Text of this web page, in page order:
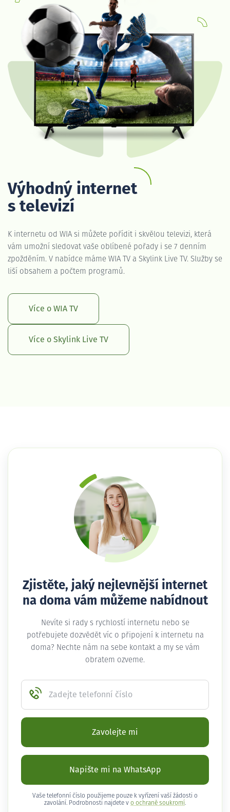
Výhodný internet
s televizí
K internetu od WIA si můžete pořídit i skvělou televizi, která
vám umožní sledovat vaše oblíbené pořady i se 7 denním
zpožděním. V nabídce máme WIA TV a Skylink Live TV. Služby se
liší obsahem a počtem programů.
Více o WIA TV
Více o Skylink Live TV
Zjistěte, jaký nejlevnější internet
na doma vám můžeme nabídnout
Nevíte si rady s rychlostí internetu nebo se
potřebujete dozvědět víc o připojení k internetu na
doma? Nechte nám na sebe kontakt a my se vám
obratem ozveme.
Zadejte telefonní číslo
Zavolejte mi
Napište mi na WhatsApp
Vaše telefonní číslo použijeme pouze k vyřízení vaší žádosti o
zavolání. Podrobnosti najdete v o ochraně soukromí .